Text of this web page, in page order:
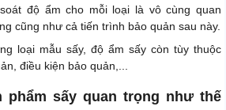
độ ẩm cho mỗi loại là vô cùng quan
cũng như cả tiến trình bảo quản sau này.
loại mẫu sấy, độ ẩm sấy còn tùy thuộc
điều kiện bảo quản,...
phẩm sấy quan trọng như thế